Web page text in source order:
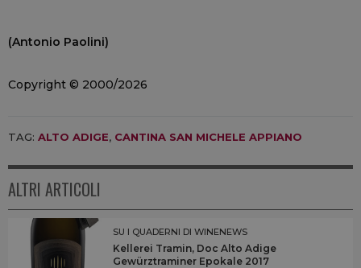
(Antonio Paolini)
Copyright © 2000/2026
TAG: ALTO ADIGE, CANTINA SAN MICHELE APPIANO
ALTRI ARTICOLI
SU I QUADERNI DI WINENEWS
Kellerei Tramin, Doc Alto Adige
Gewürztraminer Epokale 2017